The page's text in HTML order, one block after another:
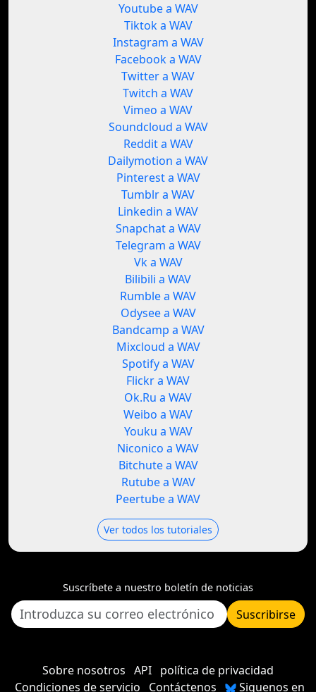
Youtube a WAV
Tiktok a WAV
Instagram a WAV
Facebook a WAV
Twitter a WAV
Twitch a WAV
Vimeo a WAV
Soundcloud a WAV
Reddit a WAV
Dailymotion a WAV
Pinterest a WAV
Tumblr a WAV
Linkedin a WAV
Snapchat a WAV
Telegram a WAV
Vk a WAV
Bilibili a WAV
Rumble a WAV
Odysee a WAV
Bandcamp a WAV
Mixcloud a WAV
Spotify a WAV
Flickr a WAV
Ok.Ru a WAV
Weibo a WAV
Youku a WAV
Niconico a WAV
Bitchute a WAV
Rutube a WAV
Peertube a WAV
Ver todos los tutoriales
Suscríbete a nuestro boletín de noticias
Suscribirse
Sobre nosotros API política de privacidad
Condiciones de servicio
Contáctenos Siguenos en